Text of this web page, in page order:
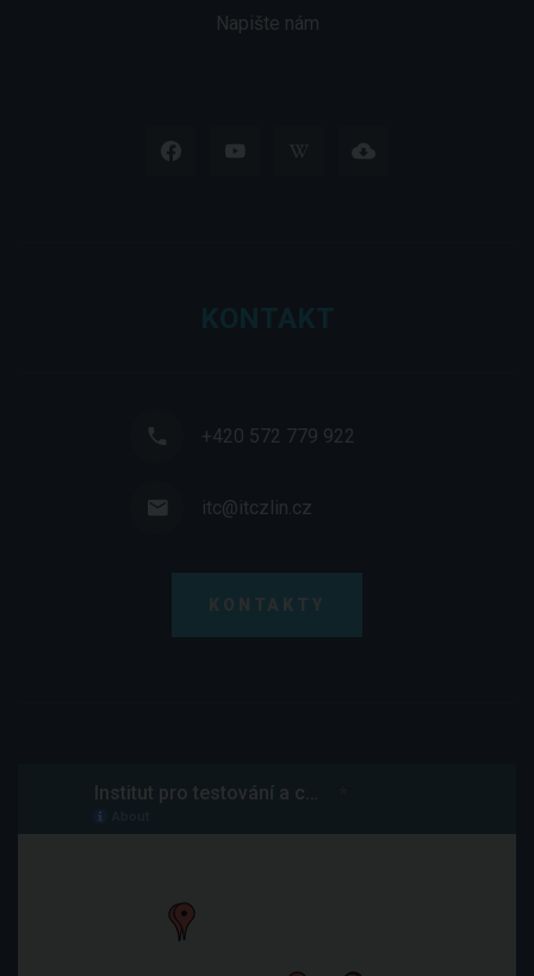
Napište nám
+420 572 779 922
itc@itczlin.cz
KONTAKTY